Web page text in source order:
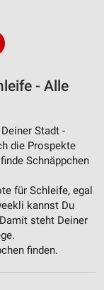
- Alle
Stadt -
die Prospekte
Schnäppchen
für Schleife, egal
kannst Du
steht Deiner
finden.
von